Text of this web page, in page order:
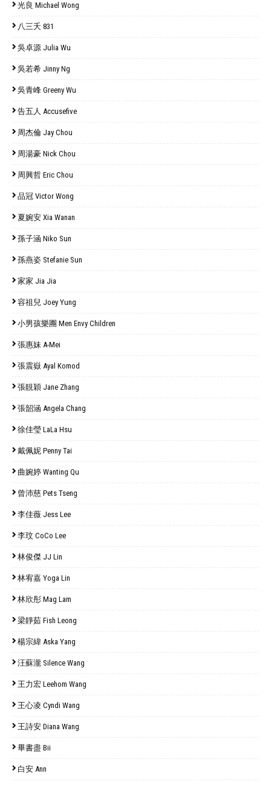
光良 Michael Wong
八三夭 831
吳卓源 Julia Wu
吳若希 Jinny Ng
吳青峰 Greeny Wu
告五人 Accusefive
周杰倫 Jay Chou
周湯豪 Nick Chou
周興哲 Eric Chou
品冠 Victor Wong
夏婉安 Xia Wanan
孫子涵 Niko Sun
孫燕姿 Stefanie Sun
家家 Jia Jia
容祖兒 Joey Yung
小男孩樂團 Men Envy Children
張惠妹 A-Mei
張震嶽 Ayal Komod
張靚穎 Jane Zhang
張韶涵 Angela Chang
徐佳瑩 LaLa Hsu
戴佩妮 Penny Tai
曲婉婷 Wanting Qu
曾沛慈 Pets Tseng
李佳薇 Jess Lee
李玟 CoCo Lee
林俊傑 JJ Lin
林宥嘉 Yoga Lin
林欣彤 Mag Lam
梁靜茹 Fish Leong
楊宗緯 Aska Yang
汪蘇瀧 Silence Wang
王力宏 Leehom Wang
王心凌 Cyndi Wang
王詩安 Diana Wang
畢書盡 Bii
白安 Ann